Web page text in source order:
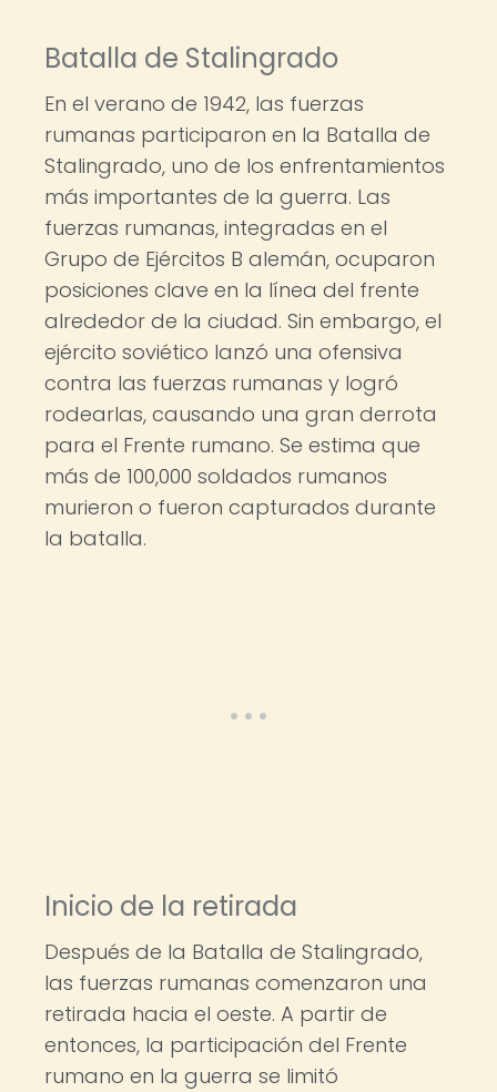
Batalla de Stalingrado
En el verano de 1942, las fuerzas
rumanas participaron en la Batalla de
Stalingrado, uno de los enfrentamientos
más importantes de la guerra. Las
fuerzas rumanas, integradas en el
Grupo de Ejércitos B alemán, ocuparon
posiciones clave en la línea del frente
alrededor de la ciudad. Sin embargo, el
ejército soviético lanzó una ofensiva
contra las fuerzas rumanas y logró
rodearlas, causando una gran derrota
para el Frente rumano. Se estima que
más de 100,000 soldados rumanos
murieron o fueron capturados durante
la batalla.
Inicio de la retirada
Después de la Batalla de Stalingrado,
las fuerzas rumanas comenzaron una
retirada hacia el oeste. A partir de
entonces, la participación del Frente
rumano en la guerra se limitó